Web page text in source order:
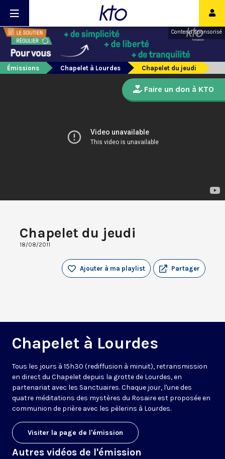
Contenu sponsorisé
Émissions Chapelet à Lourdes Chapelet du jeudi
Chapelet du jeudi
18/08/2011
Partager
Ajouter à ma playlist
Chapelet à Lourdes
Tous les jours à 15h30 (rediffusion à minuit), retransmission
en direct du Chapelet depuis la grotte de Lourdes, en
partenariat avec les Sanctuaires. Chaque jour, l'une des
quatre méditations des mystères du Rosaire est proposée en
communion de prière avec les pèlerins à Lourdes.
Visiter la page de l'émission
Autres vidéos de l'émission
Faire un don à KTO